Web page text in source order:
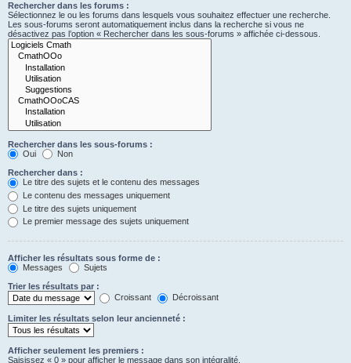
Rechercher dans les forums :
Sélectionnez le ou les forums dans lesquels vous souhaitez effectuer une recherche.
Les sous-forums seront automatiquement inclus dans la recherche si vous ne
désactivez pas l’option « Rechercher dans les sous-forums » affichée ci-dessous.
Rechercher dans les sous-forums :
Oui
Non
Rechercher dans :
Le titre des sujets et le contenu des messages
Le contenu des messages uniquement
Le titre des sujets uniquement
Le premier message des sujets uniquement
Afficher les résultats sous forme de :
Messages
Sujets
Trier les résultats par :
Croissant
Décroissant
Limiter les résultats selon leur ancienneté :
Afficher seulement les premiers :
Saisissez « 0 » pour afficher le message dans son intégralité.